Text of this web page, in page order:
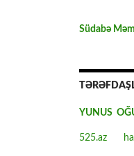
Südabə
YUNUS
525.az